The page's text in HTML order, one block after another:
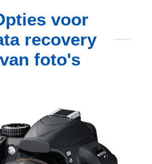
voor
recovery
van foto's